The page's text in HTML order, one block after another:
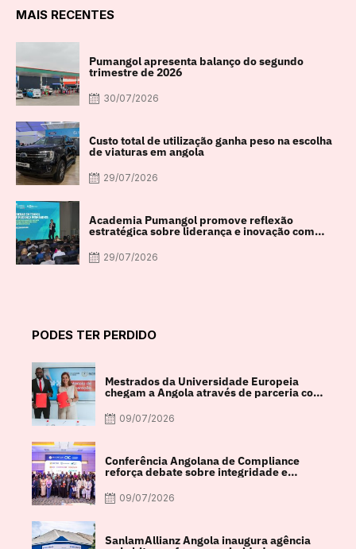
MAIS RECENTES
Pumangol apresenta balanço do segundo
trimestre de 2026
30/07/2026
Custo total de utilização ganha peso na escolha
de viaturas em angola
29/07/2026
Academia Pumangol promove reflexão
estratégica sobre liderança e inovação com
especialista internacional Nadim Habib
29/07/2026
PODES TER PERDIDO
Mestrados da Universidade Europeia
chegam a Angola através de parceria com
a FACUL
09/07/2026
Conferência Angolana de Compliance
reforça debate sobre integridade e
crescimento económico
09/07/2026
SanlamAllianz Angola inaugura agência